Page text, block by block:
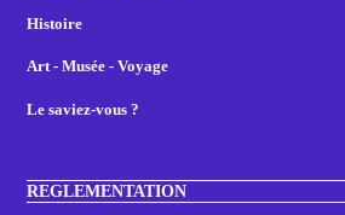
Histoire
Art - Musée - Voyage
Le saviez-vous ?
REGLEMENTATION